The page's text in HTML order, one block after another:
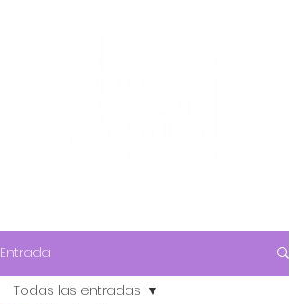
Entrada
Todas las entradas